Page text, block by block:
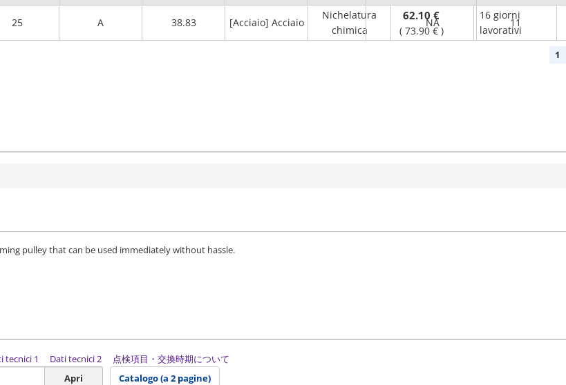
25 A 38.83 [Acciaio] Acciaio
Nichelatura
chimica
NA 11
62.10 €
( 73.90 € )
16 giorni
lavorativi
1
pulley that can be used immediately without hassle.
tecnici 1 Dati tecnici 2
点検項目・交換時期について
Apri
Catalogo (a 2 pagine)